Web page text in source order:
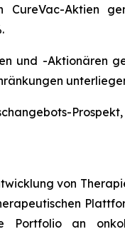
CureVac-Aktien
und -Aktionären
von
Portfolio an